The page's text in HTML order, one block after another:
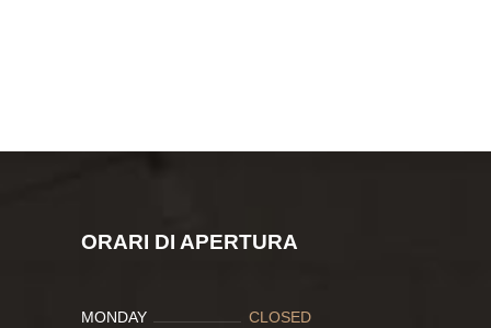
ORARI DI APERTURA
MONDAY CLOSED